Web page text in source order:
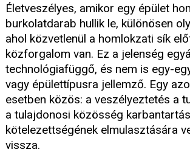
Életveszélyes, amikor egy épület
burkolatdarab hullik le, különösen
ahol közvetlenül a homlokzati sík
közforgalom van. Ez a jelenség
technológiafüggő, és nem is egy-
vagy épülettípusra jellemző. Egy
esetben közös: a veszélyeztetés a
a tulajdonosi közösség
kötelezettségének elmulasztására
vissza.